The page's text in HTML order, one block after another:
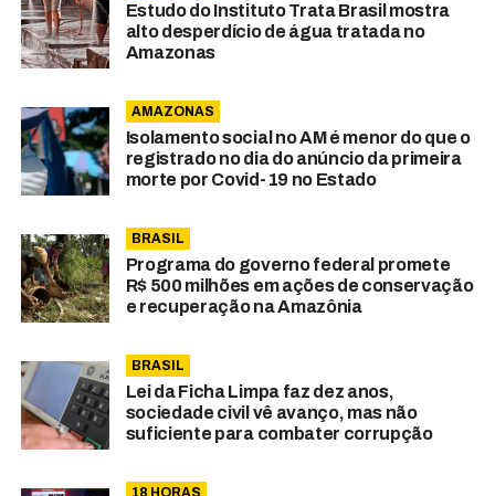
Estudo do Instituto Trata Brasil mostra
alto desperdício de água tratada no
Amazonas
AMAZONAS
Isolamento social no AM é menor do que o
registrado no dia do anúncio da primeira
morte por Covid-19 no Estado
BRASIL
Programa do governo federal promete
R$ 500 milhões em ações de conservação
e recuperação na Amazônia
BRASIL
Lei da Ficha Limpa faz dez anos,
sociedade civil vê avanço, mas não
suficiente para combater corrupção